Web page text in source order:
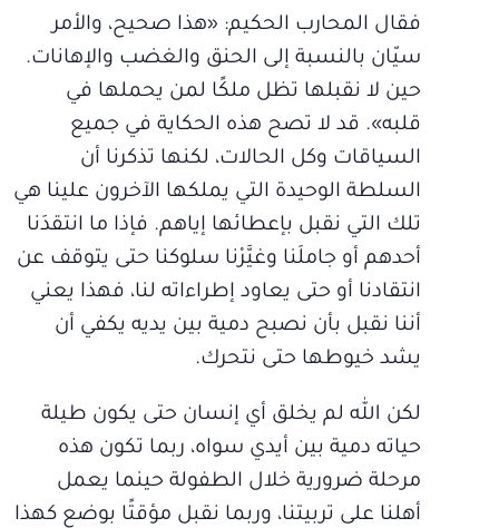
فقال المحارب الحكيم: «هذا صحيح، والأمر
سيّان بالنسبة إلى الحنق والغضب والإهانات.
حين لا نقبلها تظل ملكًا لمن يحملها في
قلبه». قد لا تصح هذه الحكاية في جميع
السياقات وكل الحالات، لكنها تذكرنا أن
السلطة الوحيدة التي يملكها الآخرون علينا هي
تلك التي نقبل بإعطائها إياهم. فإذا ما انتقدَنا
أحدهم أو جاملَنا وغيَّرْنا سلوكنا حتى يتوقف عن
انتقادنا أو حتى يعاود إطراءاته لنا، فهذا يعني
أننا نقبل بأن نصبح دمية بين يديه يكفي أن
يشد خيوطها حتى نتحرك.
لكن الله لم يخلق أي إنسان حتى يكون طيلة
حياته دمية بين أيدي سواه، ربما تكون هذه
مرحلة ضرورية خلال الطفولة حينما يعمل
أهلنا على تربيتنا، وربما نقبل مؤقتًا بوضع كهذا